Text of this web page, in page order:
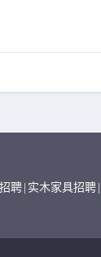
聘 实木家具招聘